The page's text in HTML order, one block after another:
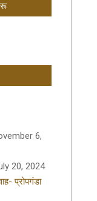
6,
20, 2024
प्रोपगंडा